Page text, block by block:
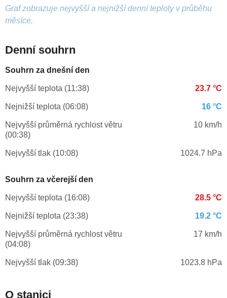
Graf zobrazuje nejvyšší a nejnižší denní teploty v průběhu
měsíce.
Denní souhrn
Souhrn za dnešní den
Nejvyšší teplota (11:38) 23.7 °C
Nejnižší teplota (06:08) 16 °C
Nejvyšší průměrná rychlost větru
(00:38)
10 km/h
Nejvyšší tlak (10:08) 1024.7 hPa
Souhrn za včerejší den
Nejvyšší teplota (16:08) 28.5 °C
Nejnižší teplota (23:38) 19.2 °C
Nejvyšší průměrná rychlost větru
(04:08)
17 km/h
Nejvyšší tlak (09:38) 1023.8 hPa
O stanici